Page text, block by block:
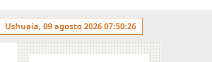
La voz de Tolhuin llegó al Congreso de la Nación a
Ushuaia, 09 agosto 2026 07:50:26